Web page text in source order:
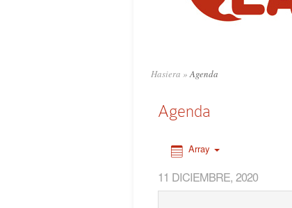
Hasiera »Agenda
Agenda
Array
11 DICIEMBRE, 2020
6:00